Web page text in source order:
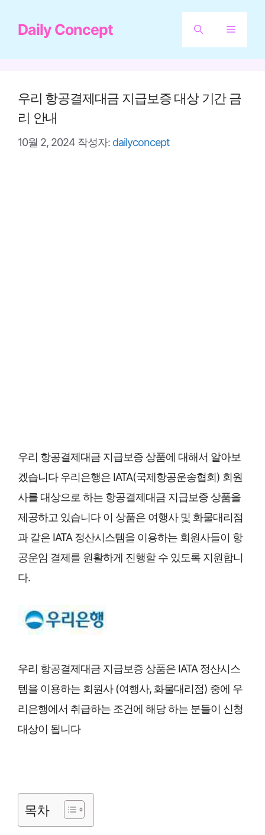
Daily Concept 메
우리 항공결제대금 지급보증 대상 기간 금
리 안내
10월 2, 2024 작성자: dailyconcept
우리 항공결제대금 지급보증 상품에 대해서 알아보
겠습니다 우리은행은 IATA(국제항공운송협회) 회원
사를 대상으로 하는 항공결제대금 지급보증 상품을
제공하고 있습니다 이 상품은 여행사 및 화물대리점
과 같은 IATA 정산시스템을 이용하는 회원사들이 항
공운임 결제를 원활하게 진행할 수 있도록 지원합니
다.
우리 항공결제대금 지급보증 상품은 IATA 정산시스
템을 이용하는 회원사 (여행사, 화물대리점) 중에 우
리은행에서 취급하는 조건에 해당 하는 분들이 신청
대상이 됩니다
목차